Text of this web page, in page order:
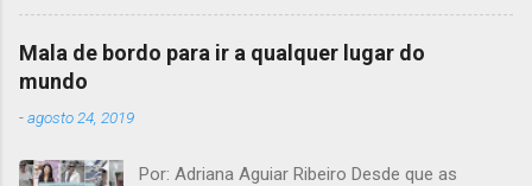
desfrutar as delícias e os prazeres das belezas
naturais e gastronômicas, ao som do frevo,
nesta aconchegante cidade cantada em prosa
Mala de bordo para ir a qualquer lugar do
mundo
-agosto 24, 2019
Por: Adriana Aguiar Ribeiro Desde que as